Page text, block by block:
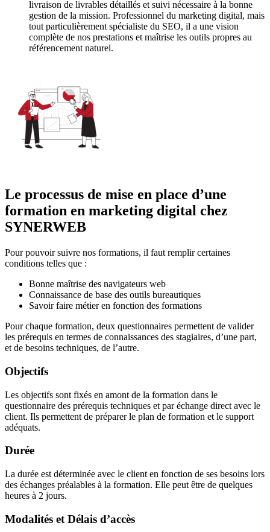
livraison de livrables détaillés et suivi nécessaire à la bonne
gestion de la mission. Professionnel du marketing digital, mais
tout particulièrement spécialiste du SEO, il a une vision
complète de nos prestations et maîtrise les outils propres au
référencement naturel.
Le processus de mise en place d’une
formation en marketing digital chez
SYNERWEB
Pour pouvoir suivre nos formations, il faut remplir certaines
conditions telles que :
Bonne maîtrise des navigateurs web
Connaissance de base des outils bureautiques
Savoir faire métier en fonction des formations
Pour chaque formation, deux questionnaires permettent de valider
les prérequis en termes de connaissances des stagiaires, d’une part,
et de besoins techniques, de l’autre.
Objectifs
Les objectifs sont fixés en amont de la formation dans le
questionnaire des prérequis techniques et par échange direct avec le
client. Ils permettent de préparer le plan de formation et le support
adéquats.
Durée
La durée est déterminée avec le client en fonction de ses besoins lors
des échanges préalables à la formation. Elle peut être de quelques
heures à 2 jours.
Modalités et Délais d’accès